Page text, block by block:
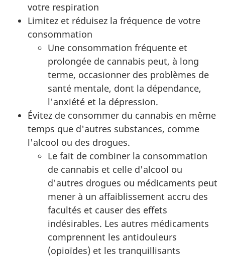
votre respiration
Limitez et réduisez la fréquence de votre
consommation
Une consommation fréquente et
prolongée de cannabis peut, à long
terme, occasionner des problèmes de
santé mentale, dont la dépendance,
l'anxiété et la dépression.
Évitez de consommer du cannabis en même
temps que d'autres substances, comme
l'alcool ou des drogues.
Le fait de combiner la consommation
de cannabis et celle d'alcool ou
d'autres drogues ou médicaments peut
mener à un affaiblissement accru des
facultés et causer des effets
indésirables. Les autres médicaments
comprennent les antidouleurs
(opioïdes) et les tranquillisants